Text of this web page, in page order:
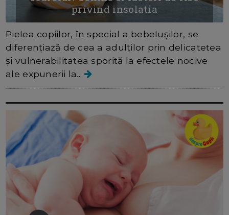
privind insolatia
Pielea copiilor, în special a bebelușilor, se
diferențiază de cea a adulților prin delicatetea
și vulnerabilitatea sporită la efectele nocive
ale expunerii la...